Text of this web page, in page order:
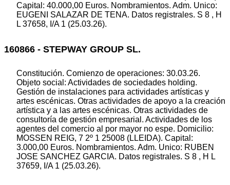
Capital: 40.000,00 Euros. Nombramientos. Adm. Unico:
EUGENI SALAZAR DE TENA. Datos registrales. S 8 , H
L 37658, I/A 1 (25.03.26).
160866 - STEPWAY GROUP SL.
Constitución. Comienzo de operaciones: 30.03.26.
Objeto social: Actividades de sociedades holding.
Gestión de instalaciones para actividades artísticas y
artes escénicas. Otras actividades de apoyo a la creación
artística y a las artes escénicas. Otras actividades de
consultoría de gestión empresarial. Actividades de los
agentes del comercio al por mayor no espe. Domicilio:
MOSSEN REIG, 7 2º 1 25008 (LLEIDA). Capital:
3.000,00 Euros. Nombramientos. Adm. Unico: RUBEN
JOSE SANCHEZ GARCIA. Datos registrales. S 8 , H L
37659, I/A 1 (25.03.26).